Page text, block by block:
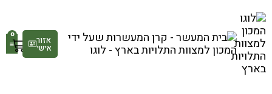
0 אזור
אישי